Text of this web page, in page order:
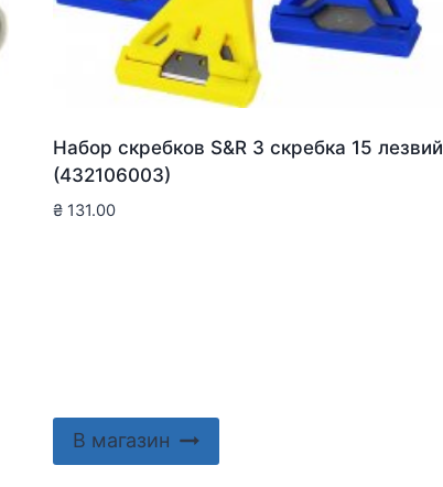
Набор скребков S&R 3 скребка 15 лезвий
(432106003)
₴ 131.00
В магазин